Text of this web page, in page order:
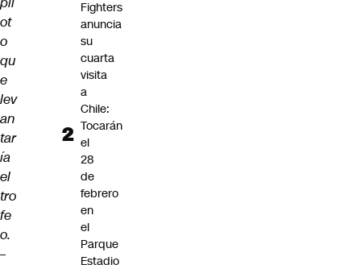
ot
o
qu
e
lev
an
tar
ía
el
tro
fe
o.
–
Fighters
anuncia
su
cuarta
visita
a
Chile:
Tocarán
el
28
de
febrero
en
el
Parque
Estadio